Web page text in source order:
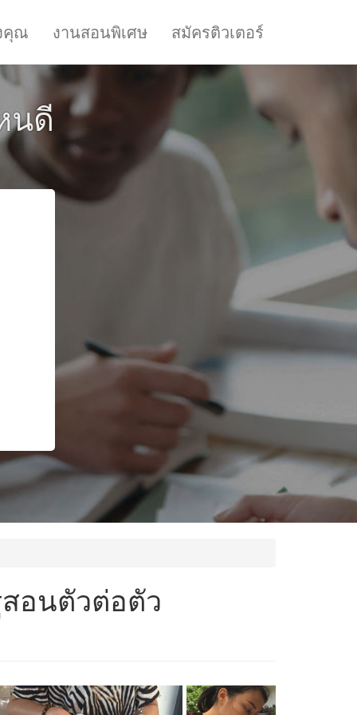
คุณ งานสอนพิเศษ สมัครติวเตอร์
นดี
สอนตัวต่อตัว